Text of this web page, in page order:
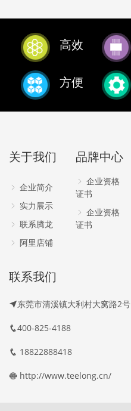
高效
方便
关于我们
企业简介
实力展示
联系腾龙
阿里店铺
品牌中心
企业资格
证书
企业资格
证书
联系我们
东莞市清溪镇大利村大窝路2号
400-825-4188
18822888418
http://www.teelong.cn/